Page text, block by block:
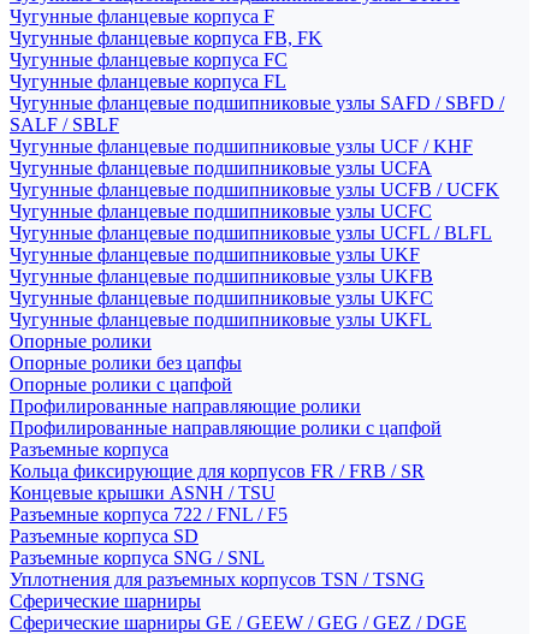
Чугунные фланцевые корпуса F
Чугунные фланцевые корпуса FB, FK
Чугунные фланцевые корпуса FC
Чугунные фланцевые корпуса FL
Чугунные фланцевые подшипниковые узлы SAFD / SBFD /
SALF / SBLF
Чугунные фланцевые подшипниковые узлы UCF / KHF
Чугунные фланцевые подшипниковые узлы UCFA
Чугунные фланцевые подшипниковые узлы UCFB / UCFK
Чугунные фланцевые подшипниковые узлы UCFC
Чугунные фланцевые подшипниковые узлы UCFL / BLFL
Чугунные фланцевые подшипниковые узлы UKF
Чугунные фланцевые подшипниковые узлы UKFB
Чугунные фланцевые подшипниковые узлы UKFC
Чугунные фланцевые подшипниковые узлы UKFL
Опорные ролики
Опорные ролики без цапфы
Опорные ролики с цапфой
Профилированные направляющие ролики
Профилированные направляющие ролики с цапфой
Разъемные корпуса
Кольца фиксирующие для корпусов FR / FRB / SR
Концевые крышки ASNH / TSU
Разъемные корпуса 722 / FNL / F5
Разъемные корпуса SD
Разъемные корпуса SNG / SNL
Уплотнения для разъемных корпусов TSN / TSNG
Сферические шарниры
Сферические шарниры GE / GEEW / GEG / GEZ / DGE